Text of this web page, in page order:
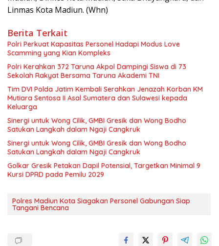
Linmas Kota Madiun. (Whn)
Berita Terkait
Polri Perkuat Kapasitas Personel Hadapi Modus Love
Scamming yang Kian Kompleks
Polri Kerahkan 372 Taruna Akpol Dampingi Siswa di 73
Sekolah Rakyat Bersama Taruna Akademi TNI
Tim DVI Polda Jatim Kembali Serahkan Jenazah Korban KM
Mutiara Sentosa II Asal Sumatera dan Sulawesi kepada
Keluarga
Sinergi untuk Wong Cilik, GMBI Gresik dan Wong Bodho
Satukan Langkah dalam Ngaji Cangkruk
Sinergi untuk Wong Cilik, GMBI Gresik dan Wong Bodho
Satukan Langkah dalam Ngaji Cangkruk
Golkar Gresik Petakan Dapil Potensial, Targetkan Minimal 9
Kursi DPRD pada Pemilu 2029
Polres Madiun Kota Siagakan Personel Gabungan Siap
Tangani Bencana